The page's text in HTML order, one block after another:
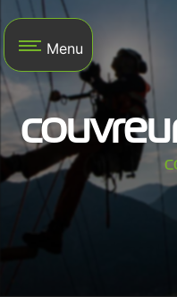
Menu
Panneau de gestion des